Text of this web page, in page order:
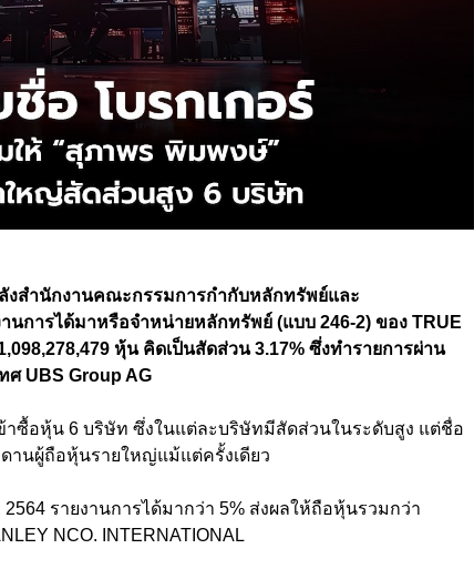
งสำนักงานคณะกรรมการกำกับหลักทรัพย์และ
นการได้มาหรือจำหน่ายหลักทรัพย์ (แบบ 246-2) ของ TRUE
หุ้น คิดเป็นสัดส่วน 3.17% ซึ่งทำรายการผ่าน
ศ UBS Group AG
ซื้อหุ้น 6 บริษัท ซึ่งในแต่ละบริษัทมีสัดส่วนในระดับสูง แต่ชื่อ
านผู้ถือหุ้นรายใหญ่แม้แต่ครั้งเดียว
2564 รายงานการได้มากว่า 5% ส่งผลให้ถือหุ้นรวมกว่า
NCO. INTERNATIONAL